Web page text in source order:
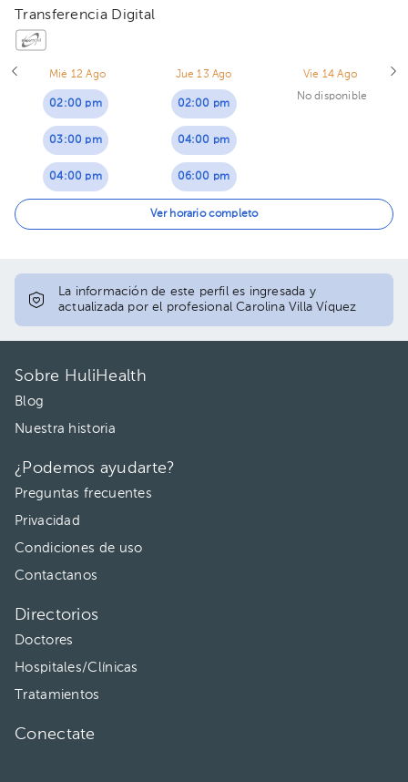
Transferencia Digital
Mié 12 Ago
02:00 pm
03:00 pm
04:00 pm
Jue 13 Ago
02:00 pm
04:00 pm
06:00 pm
Vie 14 Ago
No disponible
Ver horario completo
La información de este perfil es ingresada y
actualizada por el profesional Carolina Villa Víquez
Sobre HuliHealth
Blog
Nuestra historia
¿Podemos ayudarte?
Preguntas frecuentes
Privacidad
Condiciones de uso
Contactanos
Directorios
Doctores
Hospitales/Clínicas
Tratamientos
Conectate